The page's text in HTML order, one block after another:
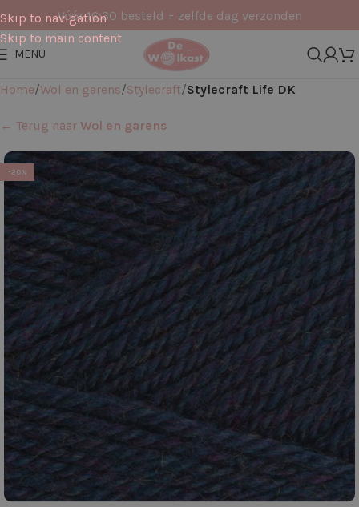
Skip to navigation
Skip to main content
Vóór 16:30 besteld = zelfde dag verzonden
MENU
Home Wol en garens Stylecraft Stylecraft Life DK
← Terug naar Wol en garens
-20%